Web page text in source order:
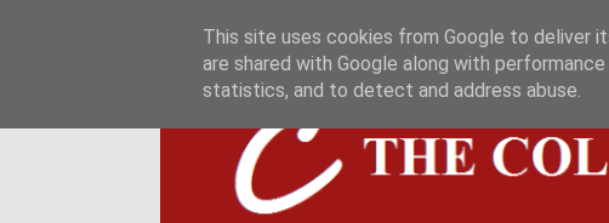
This site uses cookies from Google to deliver
are shared with Google along with
statistics, and to detect and address abuse.